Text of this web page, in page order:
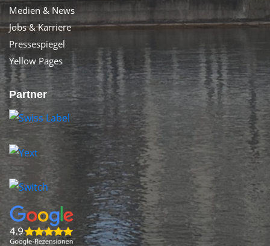
Medien & News
Jobs & Karriere
Pressespiegel
Yellow Pages
Partner